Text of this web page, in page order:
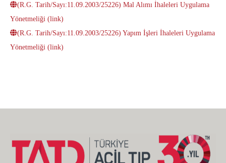
(R.G. Tarih/Sayı:11.09.2003/25226) Mal Alımı İhaleleri Uygulama
Yönetmeliği (link)
(R.G. Tarih/Sayı:11.09.2003/25226) Yapım İşleri İhaleleri Uygulama
Yönetmeliği (link)